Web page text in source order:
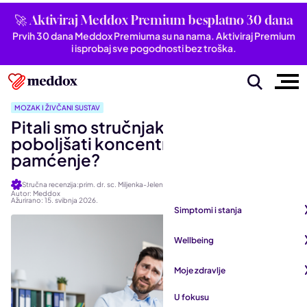
🚀 Aktiviraj Meddox Premium besplatno 30 dana
Prvih 30 dana Meddox Premiuma su na nama. Aktiviraj Premium
i isprobaj sve pogodnosti bez troška.
Simptomi i stanja
Bubrezi i mokraćni sustav
Dišni sustav
Wellbeing
Moje zdravlje
Pogledaj sve iz kategorije
U fokusu
MOZAK I ŽIVČANI SUSTAV
Pitali smo stručnjaka: Kako
poboljšati koncentraciju, fokus i
pamćenje?
Stručna recenzija:prim. dr. sc. Miljenka-Jelena Jurašić
Autor: Meddox
Ažurirano: 15. svibnja 2026.